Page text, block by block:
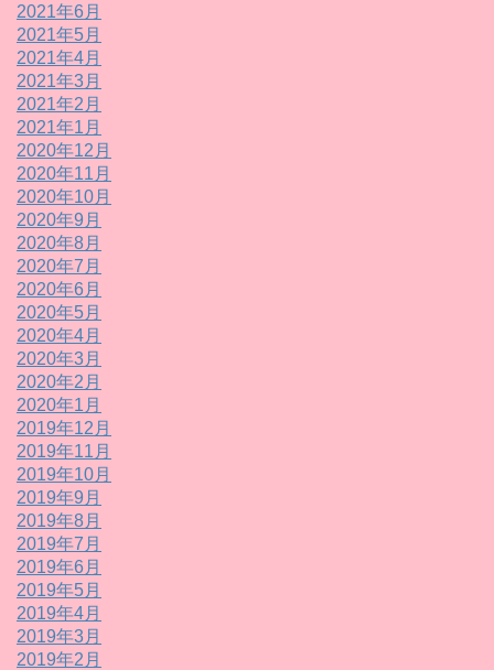
2021年6月
2021年5月
2021年4月
2021年3月
2021年2月
2021年1月
2020年12月
2020年11月
2020年10月
2020年9月
2020年8月
2020年7月
2020年6月
2020年5月
2020年4月
2020年3月
2020年2月
2020年1月
2019年12月
2019年11月
2019年10月
2019年9月
2019年8月
2019年7月
2019年6月
2019年5月
2019年4月
2019年3月
2019年2月